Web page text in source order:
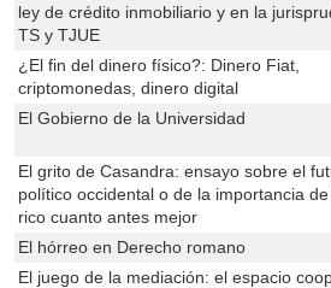
ley de crédito inmobiliario y en la
TS y TJUE
¿El fin del dinero físico?: Dinero Fiat,
criptomonedas, dinero digital
El Gobierno de la Universidad
El grito de Casandra: ensayo sobre el
político occidental o de la importancia
rico cuanto antes mejor
El hórreo en Derecho romano
El juego de la mediación: el espacio